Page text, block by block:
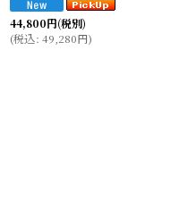
44,800円(税別)
(税込: 49,280円)